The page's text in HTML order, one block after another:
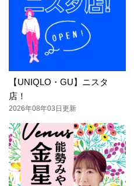
【UNIQLO・GU】ニスタ
店！
2026年08年03日更新